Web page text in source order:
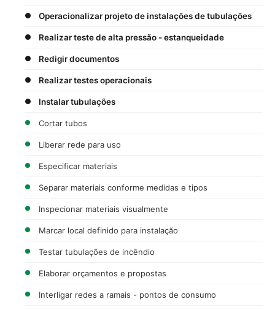
Operacionalizar projeto de instalações de tubulações
Realizar teste de alta pressão - estanqueidade
Redigir documentos
Realizar testes operacionais
Instalar tubulações
Cortar tubos
Liberar rede para uso
Especificar materiais
Separar materiais conforme medidas e tipos
Inspecionar materiais visualmente
Marcar local definido para instalação
Testar tubulações de incêndio
Elaborar orçamentos e propostas
Interligar redes a ramais - pontos de consumo